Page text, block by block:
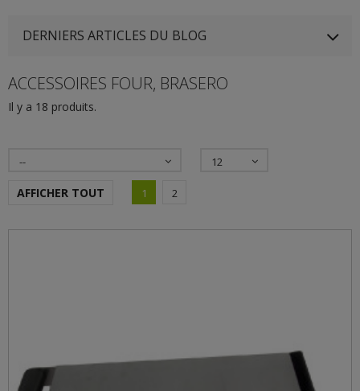
DERNIERS ARTICLES DU BLOG
ACCESSOIRES FOUR, BRASERO
Il y a 18 produits.
-- 12
AFFICHER TOUT 1 2